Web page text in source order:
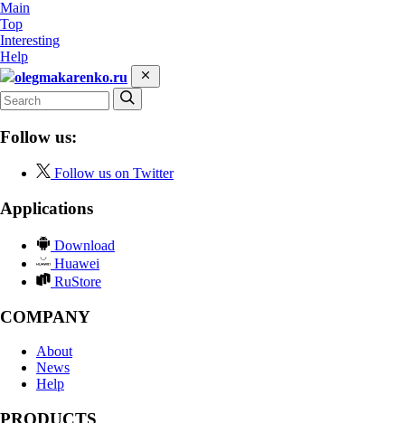
Main
Top
Interesting
Help
olegmakarenko.ru
Follow us:
Follow us on Twitter
Applications
Download
Huawei
RuStore
COMPANY
About
News
Help
PRODUCTS